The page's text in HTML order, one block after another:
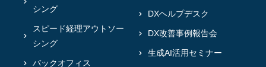
シング
スピード経理アウトソー
シング
バックオフィス
DXヘルプデスク
DX改善事例報告会
生成AI活用セミナー